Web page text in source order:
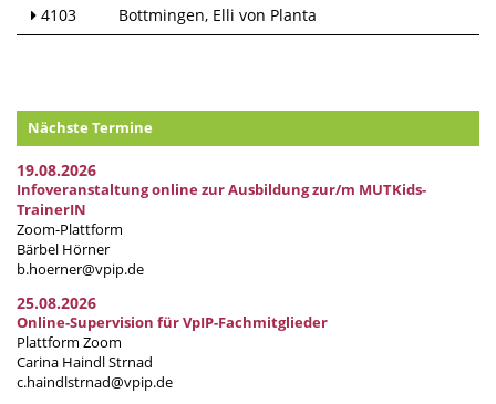
4103 Bottmingen Elli von Planta
Nächste Termine
19.08.2026
Infoveranstaltung online zur Ausbildung zur/m MUTKids-
TrainerIN
Zoom-Plattform
Bärbel Hörner
b.hoerner@vpip.de
25.08.2026
Online-Supervision für VpIP-Fachmitglieder
Plattform Zoom
Carina Haindl Strnad
c.haindlstrnad@vpip.de